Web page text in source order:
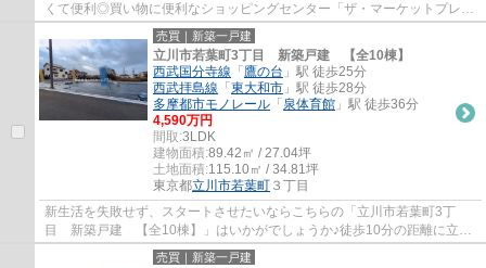
くて便利◎買い物に便利なショッピングセンター「ザ・マーケットプレイ
ス東大和」まで486mです◎今回ご紹介してい...
売買｜新築一戸建
立川市若葉町3丁目 新築戸建 【全10棟】
西武国分寺線 「 鷹の台 」駅 徒歩25分
西武拝島線 「 東大和市 」駅 徒歩28分
多摩都市モノレール 「 泉体育館 」駅 徒歩36分
4,590万円
間取:3LDK
建物面積:89.42㎡ / 27.04坪
土地面積:115.10㎡ / 34.81坪
東京都立川市若葉町 ３丁目
新生活を失敗せず、スタートさせたいならこちらの「立川市若葉町3丁
目 新築戸建 【全10棟】」はいかがでしょうか♪徒歩10分の距離に立川
市立立川第九中学校があるのも魅力♪西武国分寺...
売買｜新築一戸建